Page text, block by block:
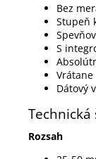
Bez
Stupeň
S
Dátový
Technická
Rozsah